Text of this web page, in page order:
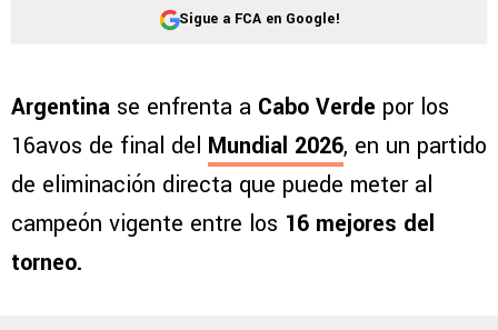
Sigue a FCA en Google!
Argentina se enfrenta a Cabo Verde por los
16avos de final del Mundial 2026, en un partido
de eliminación directa que puede meter al
campeón vigente entre los 16 mejores del
torneo.